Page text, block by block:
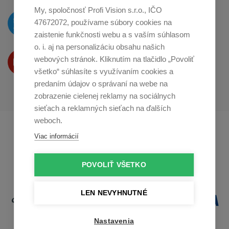
O novinkách píšeme
naTwitteri
Produkty Vám predstavujeme
na Youtube
Profikuchař.cz
My, spoločnosť Profi Vision s.r.o., IČO
47672072, používame súbory cookies na
zaistenie funkčnosti webu a s vaším súhlasom
o. i. aj na personalizáciu obsahu našich
webových stránok. Kliknutím na tlačidlo „Povoliť
všetko“ súhlasíte s využívaním cookies a
predaním údajov o správaní na webe na
zobrazenie cielenej reklamy na sociálnych
sieťach a reklamných sieťach na ďalších
weboch.
Viac informácií
POVOLIŤ VŠETKO
LEN NEVYHNUTNÉ
Nastavenia